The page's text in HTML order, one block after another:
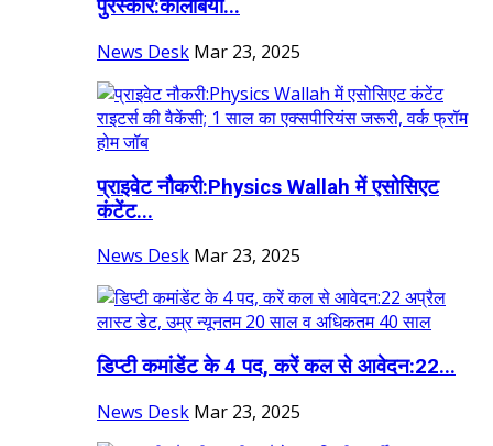
पुरस्कार:कोलंबिया...
News Desk Mar 23, 2025
प्राइवेट नौकरी:Physics Wallah में एसोसिएट
कंटेंट...
News Desk Mar 23, 2025
डिप्टी कमांडेंट के 4 पद, करें कल से आवेदन:22...
News Desk Mar 23, 2025